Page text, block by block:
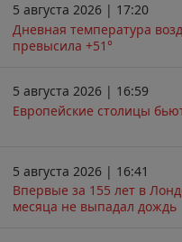
5 августа 2026 | 17:20
Дневная температура
превысила +51°
5 августа 2026 | 16:59
Европейские столицы
5 августа 2026 | 16:41
Впервые за 155 лет в
месяца не выпадал дождь